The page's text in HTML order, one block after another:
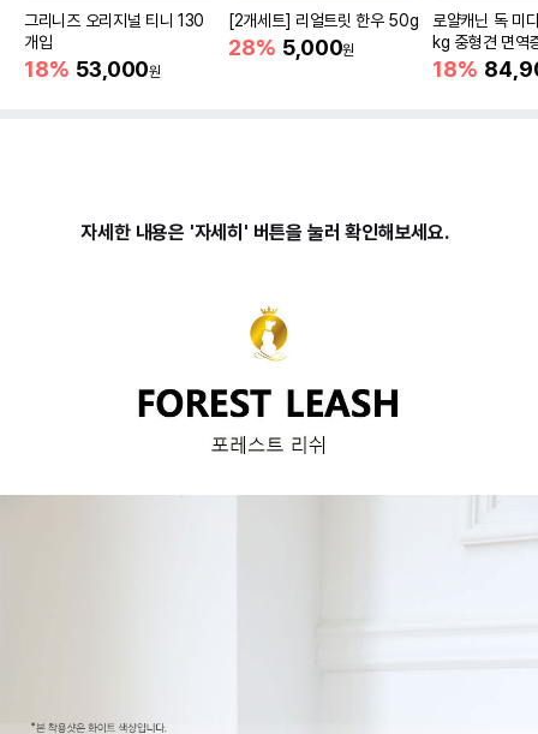
그리니즈 오리지널 티니 130
개입
18% 53,000원
[2개세트] 리얼트릿 한우 50g
28% 5,000원
로얄캐닌 독 미
kg 중형견 면역
18%
자세한 내용은 '자세히' 버튼을 눌러 확인해보세요.